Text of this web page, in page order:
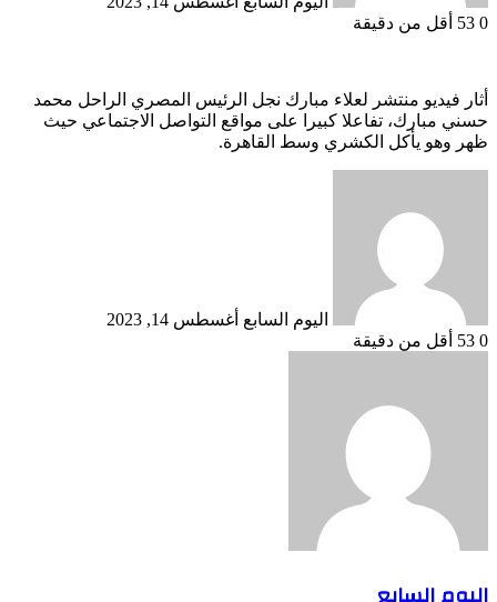
0
أقل من دقيقة
أثار فيديو منتشر لعلاء مبارك نجل الرئيس المصري الراحل محمد
حسني مبارك، تفاعلا كبيرا على مواقع التواصل الاجتماعي حيث
ظهر وهو يأكل الكشري وسط القاهرة.
اليوم السابع أغسطس 14, 2023
0
أقل من دقيقة